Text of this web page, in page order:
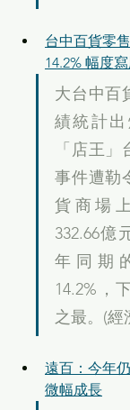
台中百貨零
14.2% 幅度
大台中百
績統計
「店王
事件遭勒
貨商場
332.66億
年同期
14.2%，
之最。(經
遠百：今年
微幅成長